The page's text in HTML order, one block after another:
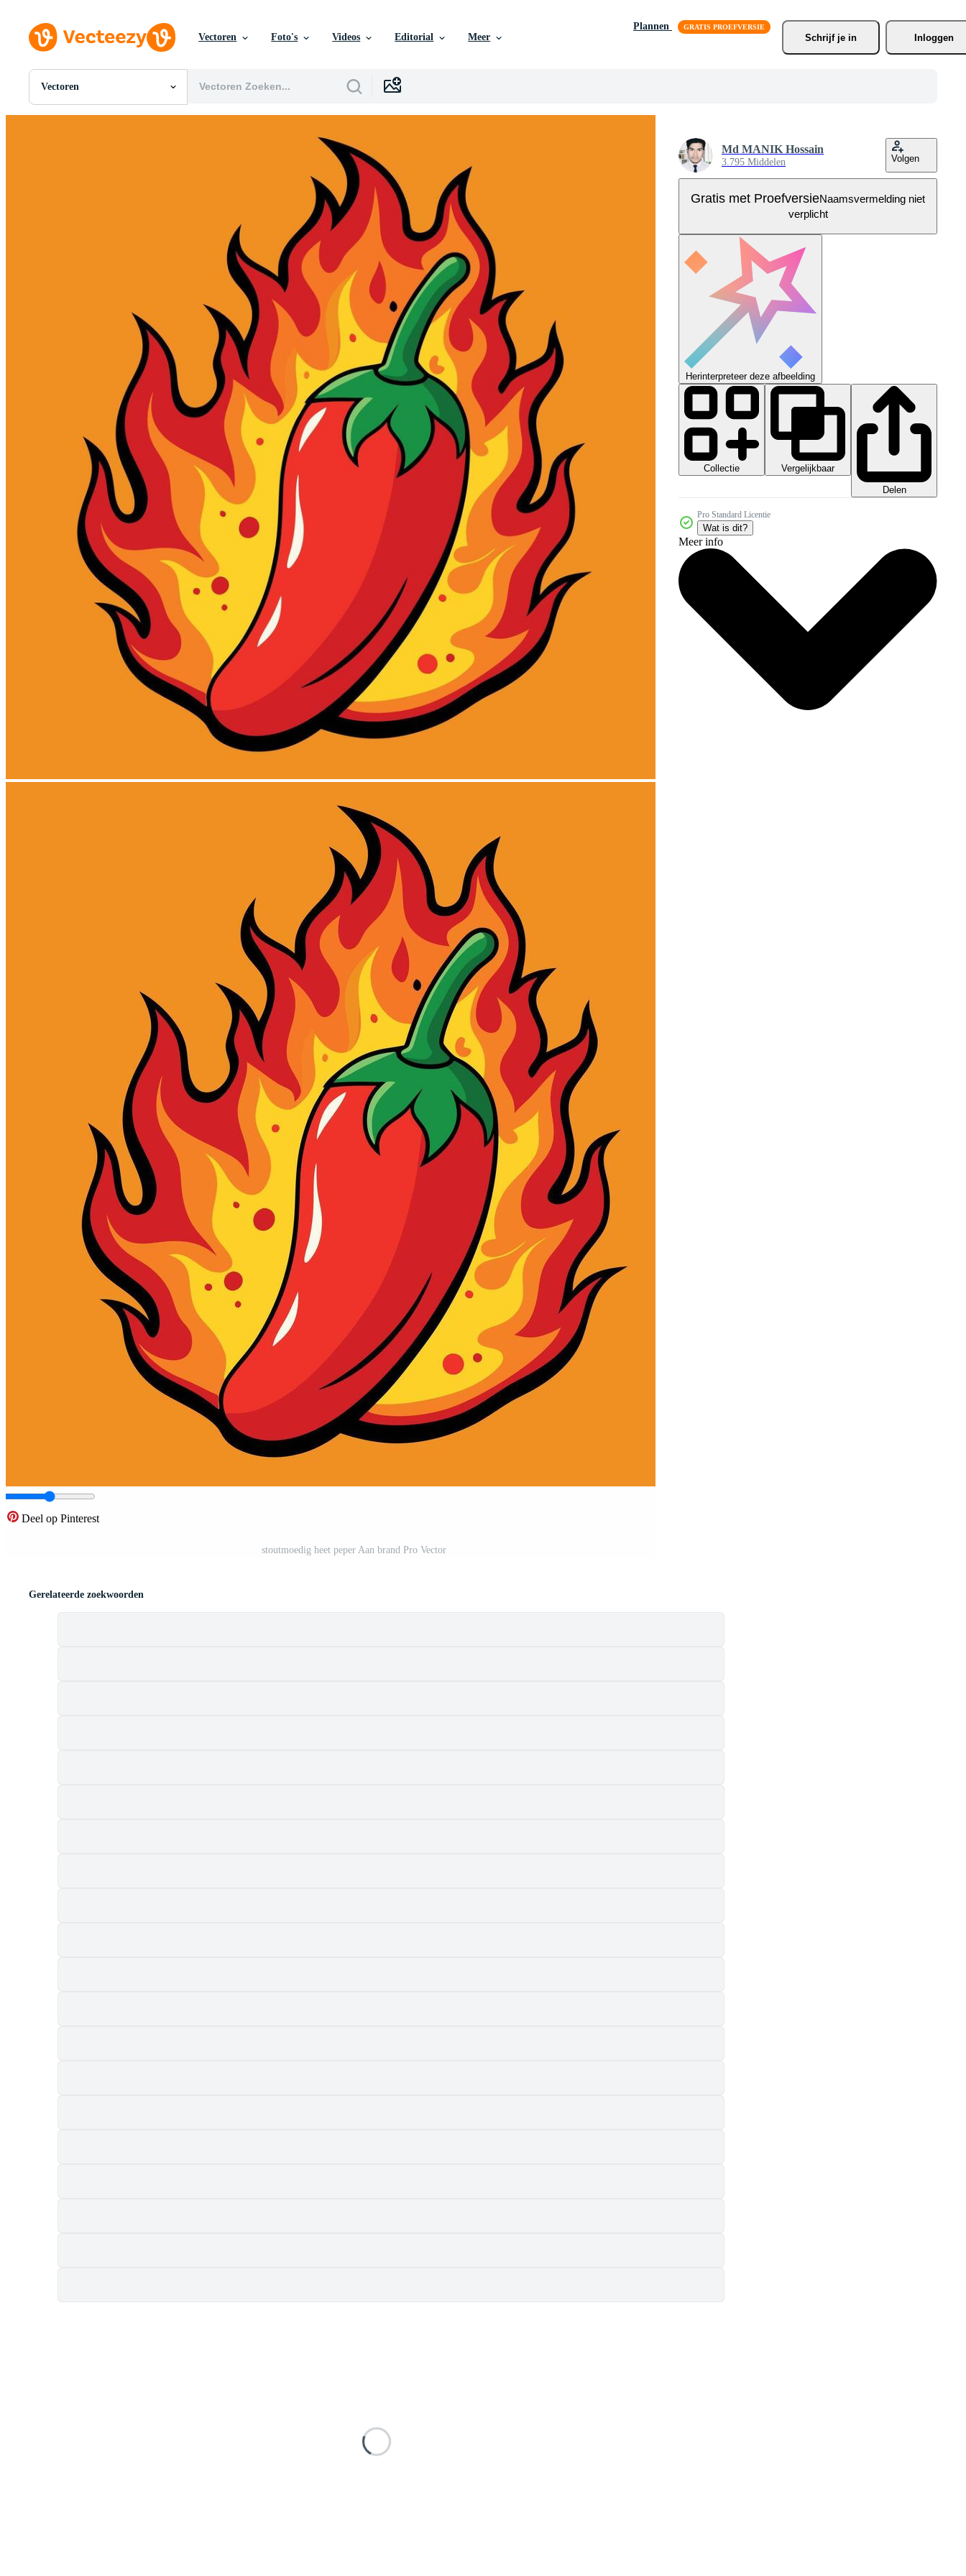
Vectoren Foto's Videos Editorial Meer
Plannen
Schrijf je in Inloggen
Vectoren
Alle Afbeeldingen
Deel op Pinterest
stoutmoedig heet peper Aan brand Pro Vector
Md MANIK Hossain
3.795 Middelen Volgen
Gratis met ProefversieNaamsvermelding niet
verplicht
Herinterpreteer deze afbeelding
Collectie
Vergelijkbaar
Delen
Pro Standard Licentie
Wat is dit?
Meer info
Gerelateerde zoekwoorden